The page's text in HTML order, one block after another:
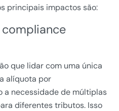
principais impactos são:
compliance
que lidar com uma única
alíquota por
a necessidade de múltiplas
diferentes tributos. Isso